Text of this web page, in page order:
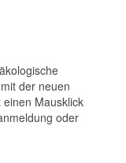
der neuen
Mausklick
oder